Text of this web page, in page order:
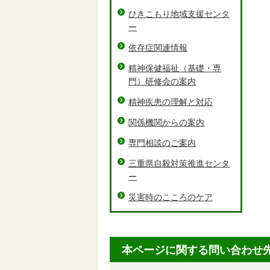
ひきこもり地域支援センタ
ー
依存症関連情報
精神保健福祉（基礎・専
門）研修会の案内
精神疾患の理解と対応
関係機関からの案内
専門相談のご案内
三重県自殺対策推進センタ
ー
災害時のこころのケア
本ページに関する問い合わせ